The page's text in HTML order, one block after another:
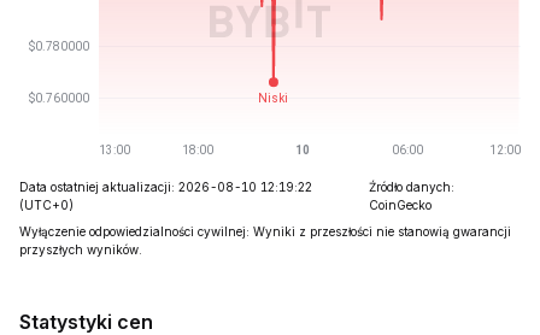
Data ostatniej aktualizacji: 2026-08-10 12:19:22
(UTC+0)
Źródło danych:
CoinGecko
Wyłączenie odpowiedzialności cywilnej: Wyniki z przeszłości nie stanowią gwarancji
przyszłych wyników.
Statystyki cen